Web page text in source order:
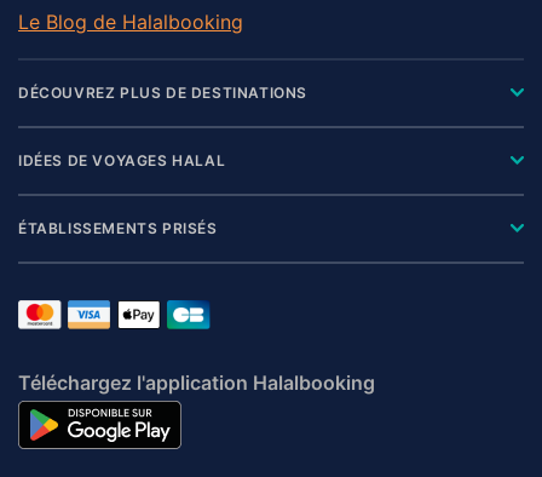
Le Blog de Halalbooking
DÉCOUVREZ PLUS DE DESTINATIONS
IDÉES DE VOYAGES HALAL
ÉTABLISSEMENTS PRISÉS
Téléchargez l'application Halalbooking